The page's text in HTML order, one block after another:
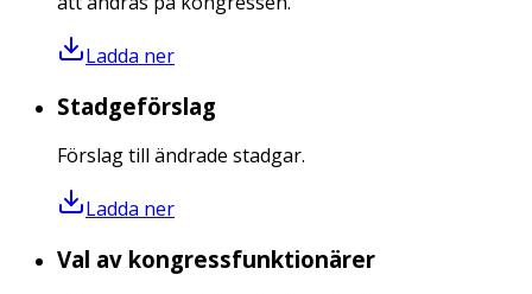
Ladda ner
Stadgeförslag
Förslag till ändrade stadgar.
Ladda ner
Val av kongressfunktionärer